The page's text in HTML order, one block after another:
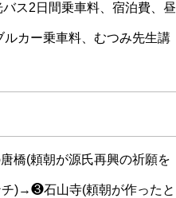
ス2日間乗車料、宿泊費、昼
カー乗車料、むつみ先生講
橋(頼朝が源氏再興の祈願を
)→❸石山寺(頼朝が作ったと